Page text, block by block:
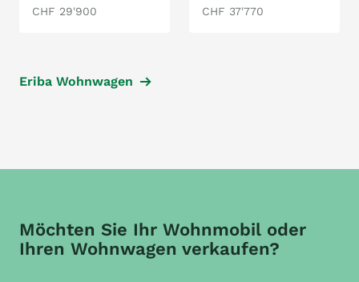
CHF 29'900 CHF 37'770
Eriba Wohnwagen
Möchten Sie Ihr Wohnmobil oder
Ihren Wohnwagen verkaufen?